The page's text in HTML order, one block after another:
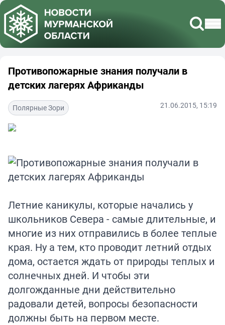
Противопожарные знания получали в
детских лагерях Африканды
Полярные Зори 21.06.2015, 15:19
Летние каникулы, которые начались у
школьников Севера - самые длительные, и
многие из них отправились в более теплые
края. Ну а тем, кто проводит летний отдых
дома, остается ждать от природы теплых и
солнечных дней. И чтобы эти
долгожданные дни действительно
радовали детей, вопросы безопасности
должны быть на первом месте.